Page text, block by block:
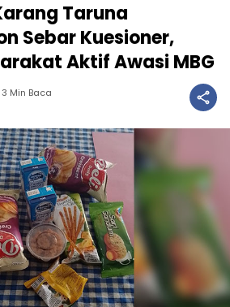
Taruna
Sebar Kuesioner,
Aktif Awasi MBG
3 Min Baca